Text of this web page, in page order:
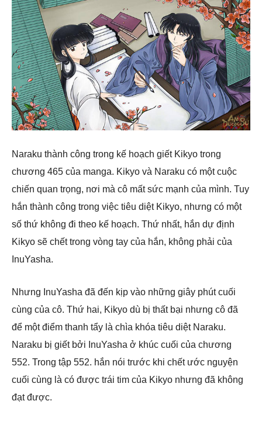
Naraku thành công trong kế hoạch giết Kikyo trong
chương 465 của manga. Kikyo và Naraku có một cuộc
chiến quan trọng, nơi mà cô mất sức mạnh của mình. Tuy
hắn thành công trong việc tiêu diệt Kikyo, nhưng có một
số thứ không đi theo kế hoạch. Thứ nhất, hắn dự định
Kikyo sẽ chết trong vòng tay của hắn, không phải của
InuYasha.
Nhưng InuYasha đã đến kịp vào những giây phút cuối
cùng của cô. Thứ hai, Kikyo dù bị thất bại nhưng cô đã
để một điểm thanh tẩy là chìa khóa tiêu diệt Naraku.
Naraku bị giết bởi InuYasha ở khúc cuối của chương
552. Trong tập 552. hắn nói trước khi chết ước nguyện
cuối cùng là có được trái tim của Kikyo nhưng đã không
đạt được.